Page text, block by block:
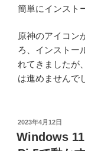
簡単にインスト
原神のアイコン
ろ、インストー
れてきましたが
は進めませんで
投
稿
日:
2023年4月12日
Windows